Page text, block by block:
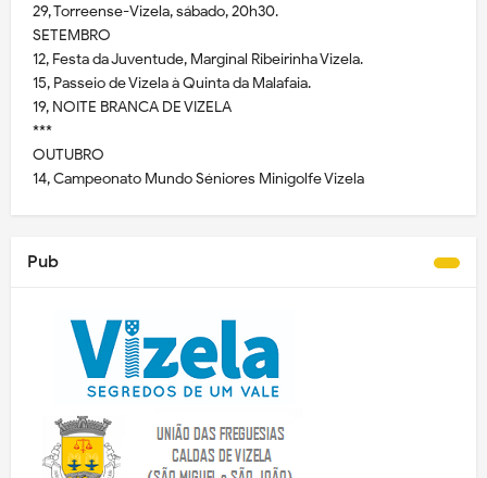
29, Torreense-Vizela, sábado, 20h30.
SETEMBRO
12, Festa da Juventude, Marginal Ribeirinha Vizela.
15, Passeio de Vizela à Quinta da Malafaia.
19, NOITE BRANCA DE VIZELA
***
OUTUBRO
14, Campeonato Mundo Séniores Minigolfe Vizela
Pub